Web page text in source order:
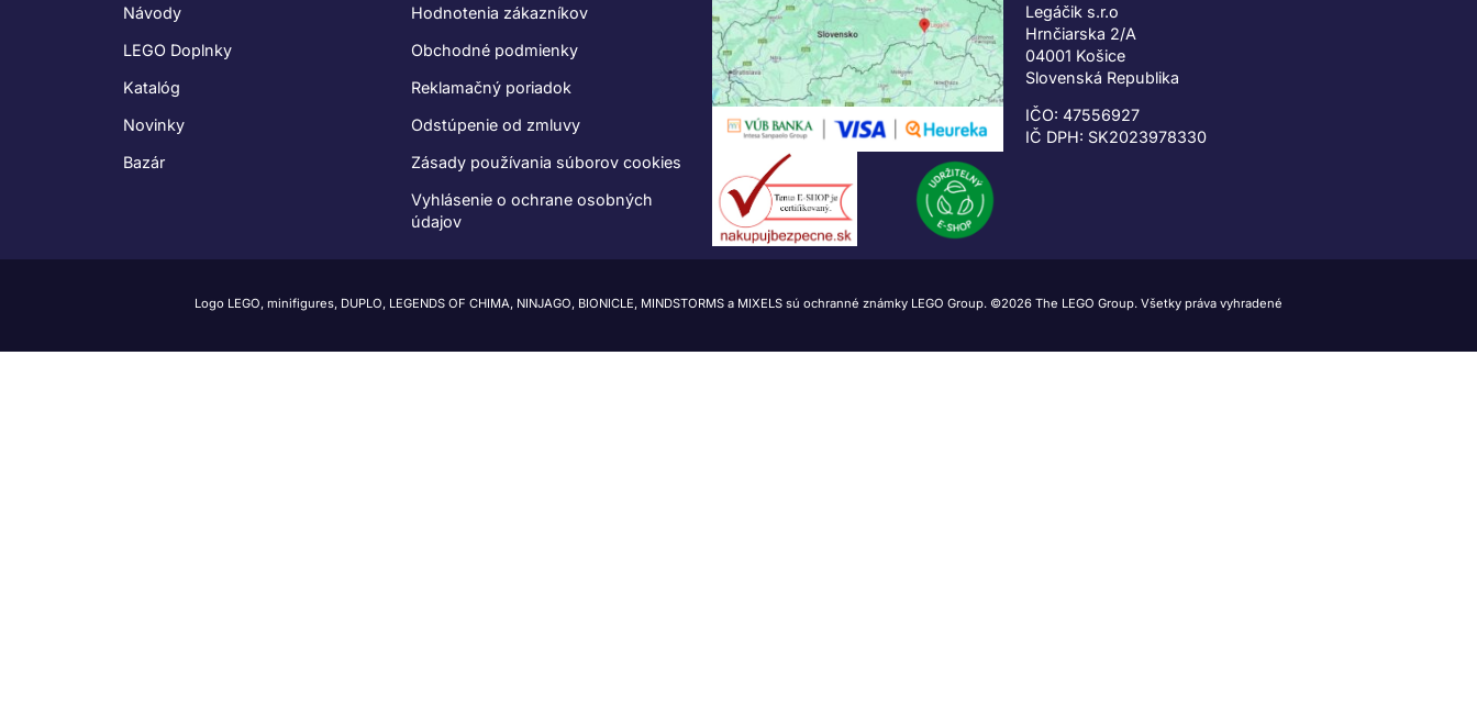
Návody
LEGO Doplnky
Katalóg
Novinky
Bazár
Hodnotenia zákazníkov
Obchodné podmienky
Reklamačný poriadok
Odstúpenie od zmluvy
Zásady používania súborov cookies
Vyhlásenie o ochrane osobných
údajov
Legáčik s.r.o
Hrnčiarska 2/A
04001 Košice
Slovenská Republika
IČO: 47556927
IČ DPH: SK2023978330
Logo LEGO, minifigures, DUPLO, LEGENDS OF CHIMA, NINJAGO, BIONICLE, MINDSTORMS a MIXELS sú ochranné známky LEGO Group. ©2026 The LEGO Group. Všetky práva vyhradené